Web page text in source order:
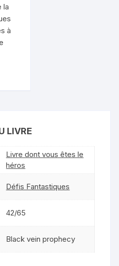
la
à
LIVRE
Livre dont vous êtes le
héros
Défis Fantastiques
42/65
Black vein prophecy